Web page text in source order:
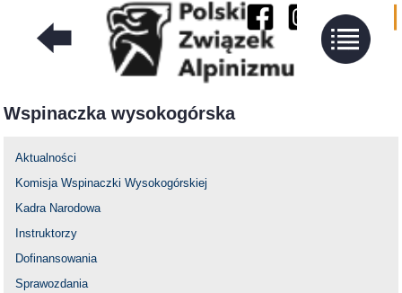
Wspinaczka wysokogórska
Aktualności
Komisja Wspinaczki Wysokogórskiej
Kadra Narodowa
Instruktorzy
Dofinansowania
Sprawozdania